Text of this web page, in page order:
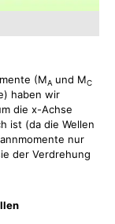
(MA und MC
haben wir
die x-Achse
ist (da die Wellen
nur
der Verdrehung